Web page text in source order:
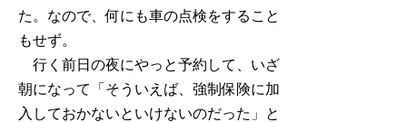
た。なので、何にも車の点検をすること
もせず。
行く前日の夜にやっと予約して、いざ
朝になって「そういえば、強制保険に加
入しておかないといけないのだった」と